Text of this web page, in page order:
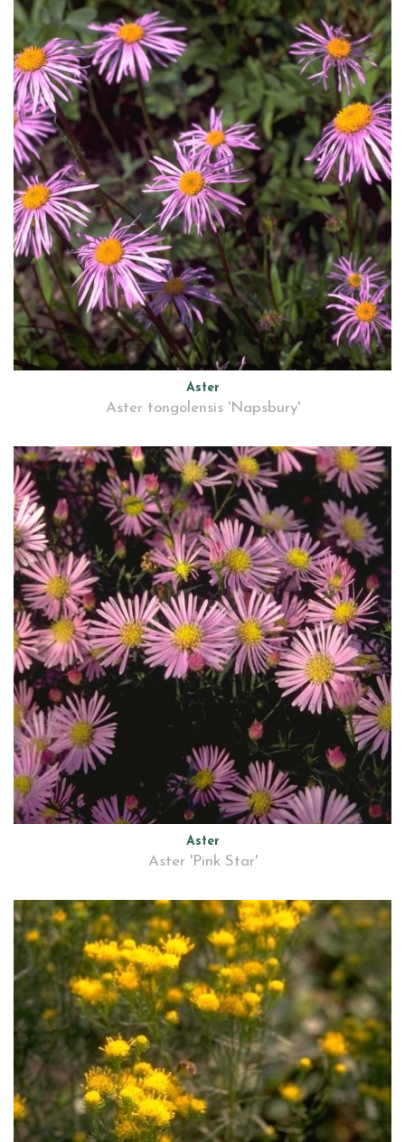
Aster
Aster tongolensis 'Napsbury'
Aster
Aster 'Pink Star'